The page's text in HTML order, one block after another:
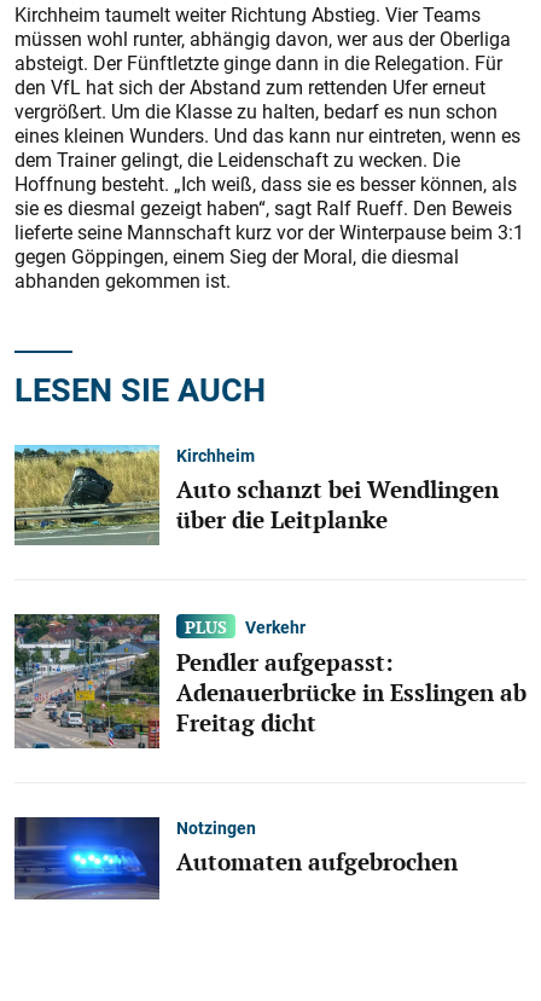
Kirchheim taumelt weiter Richtung Abstieg. Vier Teams
müssen wohl runter, abhängig davon, wer aus der Oberliga
absteigt. Der Fünftletzte ginge dann in die Relegation. Für
den VfL hat sich der Abstand zum rettenden Ufer erneut
vergrößert. Um die Klasse zu halten, bedarf es nun schon
eines kleinen Wunders. Und das kann nur eintreten, wenn es
dem Trainer gelingt, die Leidenschaft zu wecken. Die
Hoffnung besteht. „Ich weiß, dass sie es besser können, als
sie es diesmal gezeigt haben“, sagt Ralf Rueff. Den Beweis
lieferte seine Mannschaft kurz vor der Winterpause beim 3:1
gegen Göppingen, einem Sieg der Moral, die diesmal
abhanden gekommen ist.
LESEN SIE AUCH
Kirchheim
Auto schanzt bei Wendlingen
über die Leitplanke
Verkehr
Pendler aufgepasst:
Adenauerbrücke in Esslingen ab
Freitag dicht
Notzingen
Automaten aufgebrochen